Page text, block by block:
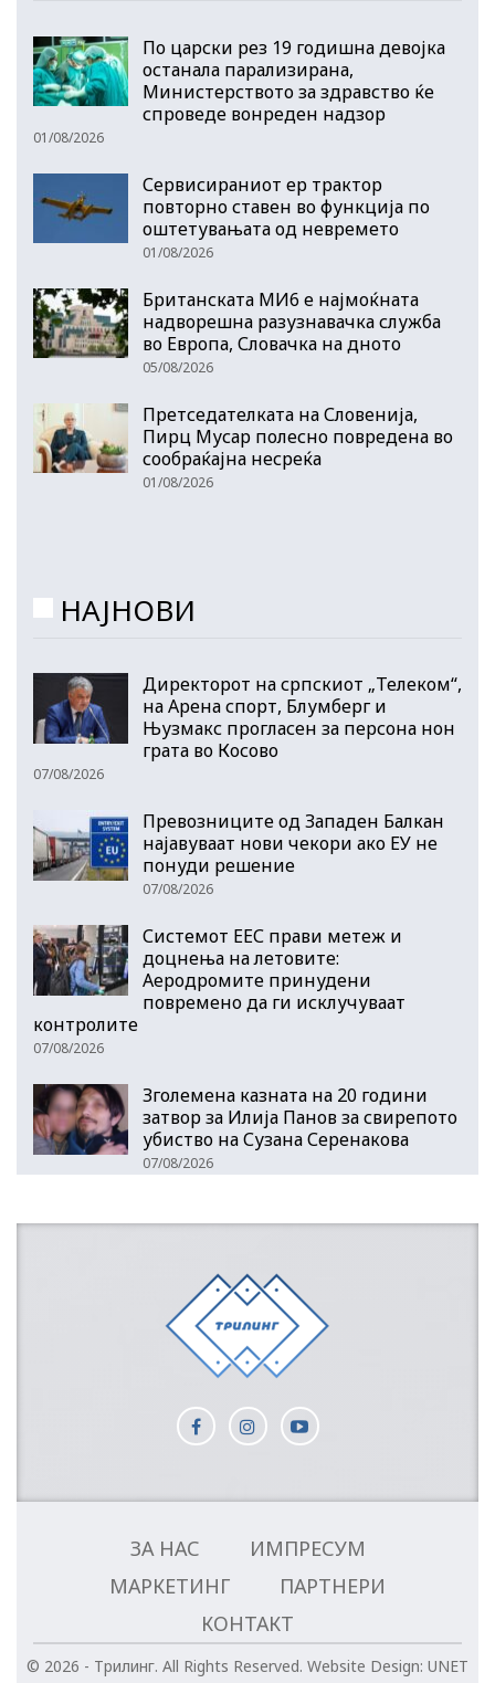
По царски рез 19 годишна девојка
останала парализирана,
Министерството за здравство ќе
спроведе вонреден надзор
01/08/2026
Сервисираниот ер трактор
повторно ставен во функција по
оштетувањата од невремето
01/08/2026
Британската МИ6 е најмоќната
надворешна разузнавачка служба
во Европа, Словачка на дното
05/08/2026
Претседателката на Словенија,
Пирц Мусар полесно повредена во
сообраќајна несреќа
01/08/2026
НАЈНОВИ
Директорот на српскиот „Телеком“,
на Арена спорт, Блумберг и
Њузмакс прогласен за персона нон
грата во Косово
07/08/2026
Превозниците од Западен Балкан
најавуваат нови чекори ако ЕУ не
понуди решение
07/08/2026
Системот ЕЕС прави метеж и
доцнења на летовите:
Аеродромите принудени
повремено да ги исклучуваат
контролите
07/08/2026
Зголемена казната на 20 години
затвор за Илија Панов за свирепото
убиство на Сузана Серенакова
07/08/2026
ЗА НАС
ИМПРЕСУМ
МАРКЕТИНГ
ПАРТНЕРИ
КОНТАКТ
© 2026 - Трилинг. All Rights Reserved. Website Design: UNET